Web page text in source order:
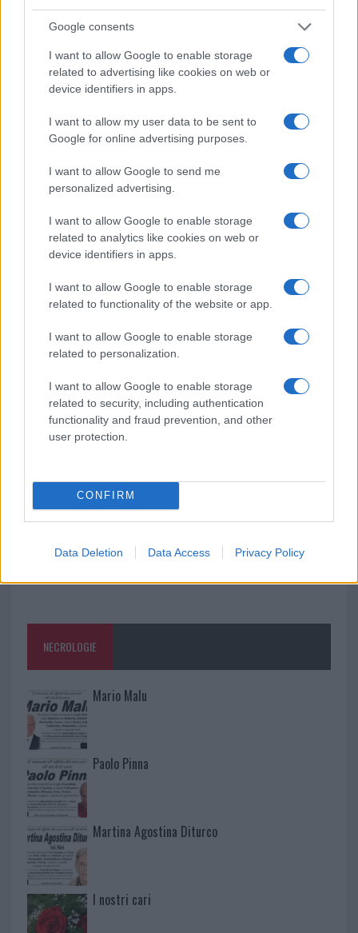
Google consents
I want to allow Google to enable storage
related to advertising like cookies on web or
device identifiers in apps.
I want to allow my user data to be sent to
Google for online advertising purposes.
I want to allow Google to send me
personalized advertising.
I want to allow Google to enable storage
related to analytics like cookies on web or
device identifiers in apps.
I want to allow Google to enable storage
related to functionality of the website or app.
I want to allow Google to enable storage
related to personalization.
I want to allow Google to enable storage
related to security, including authentication
functionality and fraud prevention, and other
user protection.
CONFIRM
Data Deletion Data Access Privacy Policy
Le previsioni meteo per il weekend a Olbia e in
Gallura
Michelle Hunziker in Gallura, bella anche dal
Calangianus, dopo le polemiche il centro
accoglienza minori chiude
Olbia, divieto di sosta contro spaccio e degrado:
esplode la protesta
Pausa caffè impeccabile: come scegliere la
soluzione ideale per la casa e l’ufficio
Monte Pino, la fine di un lungo dolore: storia e
rinascita della strada che segnò la Gallura
Raid nelle campagne di Berchidda, rischio per
la rete elettrica
NECROLOGIE
Mario Malu
Paolo Pinna
Martina Agostina Diturco
I nostri cari